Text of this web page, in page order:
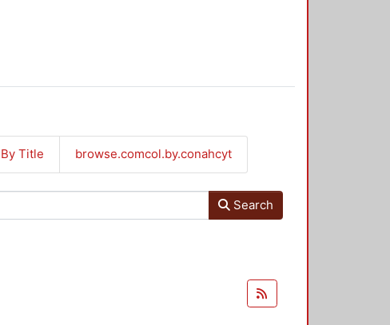
By Title browse.comcol.by.conahcyt
Search